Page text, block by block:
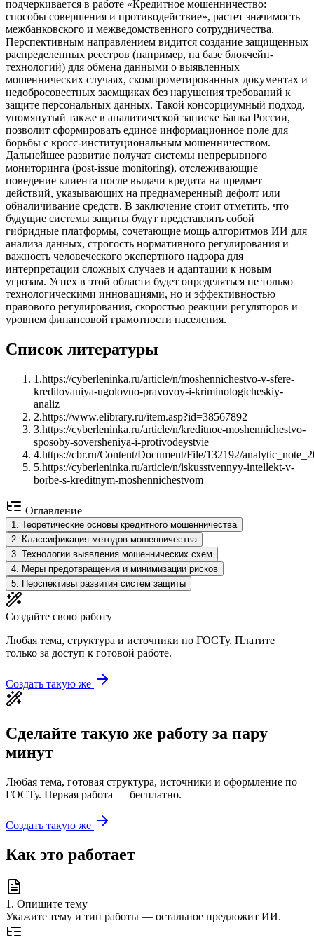
подчеркивается в работе «Кредитное мошенничество:
способы совершения и противодействие», растет значимость
межбанковского и межведомственного сотрудничества.
Перспективным направлением видится создание защищенных
распределенных реестров (например, на базе блокчейн-
технологий) для обмена данными о выявленных
мошеннических случаях, скомпрометированных документах и
недобросовестных заемщиках без нарушения требований к
защите персональных данных. Такой консорциумный подход,
упомянутый также в аналитической записке Банка России,
позволит сформировать единое информационное поле для
борьбы с кросс-институциональным мошенничеством.
Дальнейшее развитие получат системы непрерывного
мониторинга (post-issue monitoring), отслеживающие
поведение клиента после выдачи кредита на предмет
действий, указывающих на преднамеренный дефолт или
обналичивание средств. В заключение стоит отметить, что
будущие системы защиты будут представлять собой
гибридные платформы, сочетающие мощь алгоритмов ИИ для
анализа данных, строгость нормативного регулирования и
важность человеческого экспертного надзора для
интерпретации сложных случаев и адаптации к новым
угрозам. Успех в этой области будет определяться не только
технологическими инновациями, но и эффективностью
правового регулирования, скоростью реакции регуляторов и
уровнем финансовой грамотности населения.
Список литературы
1 .https://cyberleninka.ru/article/n/moshennichestvo-v-sfere-
kreditovaniya-ugolovno-pravovoy-i-kriminologicheskiy-
analiz
2.https://www.elibrary.ru/item.asp?id=38567892
3.https://cyberleninka.ru/article/n/kreditnoe-moshennichestvo-
sposoby-soversheniya-i-protivodeystvie
4.https://cbr.ru/Content/Document/File/132192/
5.https://cyberleninka.ru/article/n/iskusstvennyy-intellekt-v-
borbe-s-kreditnym-moshennichestvom
Оглавление
1
Теоретические основы кредитного мошенничества
2
Классификация методов мошенничества
3 Технологии выявления мошеннических схем
4
Меры предотвращения и минимизации рисков
5
Перспективы развития систем защиты
Создайте свою работу
Любая тема, структура и источники по ГОСТу. Платите
только за доступ к готовой работе.
Создать такую же
Сделайте такую же работу за пару
минут
Любая тема, готовая структура, источники и оформление по
ГОСТу. Первая работа — бесплатно.
Создать такую же
Как это работает
1 . Опишите тему
Укажите тему и тип работы — остальное предложит ИИ.